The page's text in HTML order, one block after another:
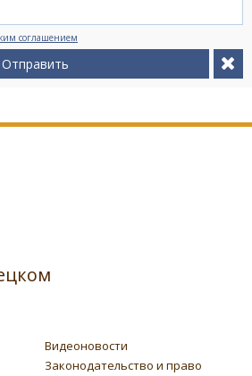
соглашением
Отправить
Видеоновости
Законодательство и право